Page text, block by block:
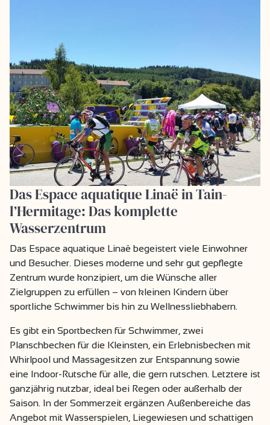
Das Espace aquatique Linaë in Tain-
l’Hermitage: Das komplette
Wasserzentrum
Das Espace aquatique Linaë begeistert viele Einwohner
und Besucher. Dieses moderne und sehr gut gepflegte
Zentrum wurde konzipiert, um die Wünsche aller
Zielgruppen zu erfüllen – von kleinen Kindern über
sportliche Schwimmer bis hin zu Wellnessliebhabern.
Es gibt ein Sportbecken für Schwimmer, zwei
Planschbecken für die Kleinsten, ein Erlebnisbecken mit
Whirlpool und Massagesitzen zur Entspannung sowie
eine Indoor-Rutsche für alle, die gern rutschen. Letztere ist
ganzjährig nutzbar, ideal bei Regen oder außerhalb der
Saison. In der Sommerzeit ergänzen Außenbereiche das
Angebot mit Wasserspielen, Liegewiesen und schattigen